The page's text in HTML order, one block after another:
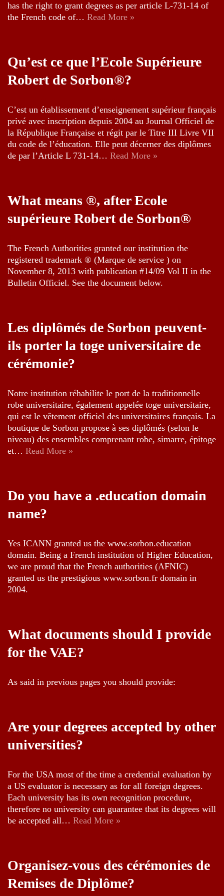
has the right to grant degrees as per article L-731-14 of
the French code of… Read More »
Qu’est ce que l’Ecole Supérieure
Robert de Sorbon®?
C’est un établissement d’enseignement supérieur français
privé avec inscription depuis 2004 au Journal Officiel de
la République Française et régit par le Titre III Livre VII
du code de l’éducation. Elle peut décerner des diplômes
de par l’Article L 731-14… Read More »
What means ®, after Ecole
supérieure Robert de Sorbon®
The French Authorities granted our institution the
registered trademark ® (Marque de service ) on
November 8, 2013 with publication #14/09 Vol II in the
Bulletin Officiel. See the document below.
Les diplômés de Sorbon peuvent-
ils porter la toge universitaire de
cérémonie?
Notre institution réhabilite le port de la traditionnelle
robe universitaire, également appelée toge universitaire,
qui est le vêtement officiel des universitaires français. La
boutique de Sorbon propose à ses diplômés (selon le
niveau) des ensembles comprenant robe, simarre, épitoge
et… Read More »
Do you have a .education domain
name?
Yes ICANN granted us the www.sorbon.education
domain. Being a French institution of Higher Education,
we are proud that the French authorities (AFNIC)
granted us the prestigious www.sorbon.fr domain in
2004.
What documents should I provide
for the VAE?
As said in previous pages you should provide:
Are your degrees accepted by other
universities?
For the USA most of the time a credential evaluation by
a US evaluator is necessary as for all foreign degrees.
Each university has its own recognition procedure,
therefore no university can guarantee that its degrees will
be accepted all… Read More »
Organisez-vous des cérémonies de
Remises de Diplôme?